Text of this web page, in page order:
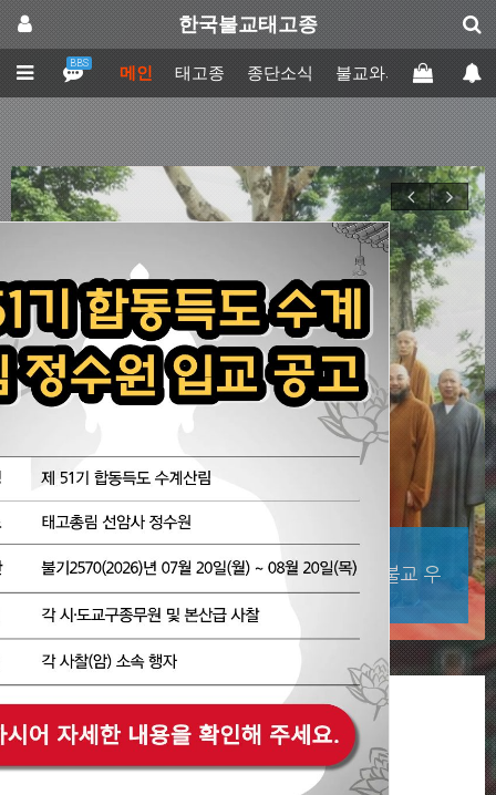
한국불교태고종
BBS
메인 태고종 종단소식 불교와의만남 업
2026.07.09
보도자료 | 천호암과 동화선사 등 참배 양국불교 우
의 다져
업무포털